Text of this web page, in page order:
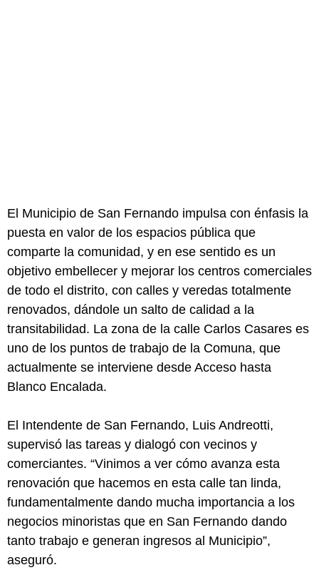
El Municipio de San Fernando impulsa con énfasis la
puesta en valor de los espacios pública que
comparte la comunidad, y en ese sentido es un
objetivo embellecer y mejorar los centros comerciales
de todo el distrito, con calles y veredas totalmente
renovados, dándole un salto de calidad a la
transitabilidad. La zona de la calle Carlos Casares es
uno de los puntos de trabajo de la Comuna, que
actualmente se interviene desde Acceso hasta
Blanco Encalada.
El Intendente de San Fernando, Luis Andreotti,
supervisó las tareas y dialogó con vecinos y
comerciantes. “Vinimos a ver cómo avanza esta
renovación que hacemos en esta calle tan linda,
fundamentalmente dando mucha importancia a los
negocios minoristas que en San Fernando dando
tanto trabajo e generan ingresos al Municipio”,
aseguró.